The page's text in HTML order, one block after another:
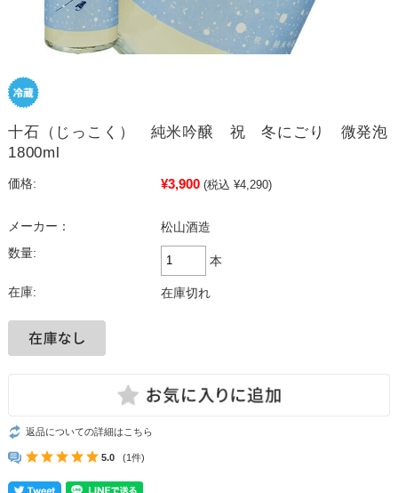
十石（じっこく） 純米吟醸 祝 冬にごり 微発泡
1800ml
価格: ¥3,900 (税込 ¥4,290)
メーカー：
松山酒造
数量:
本
在庫: 在庫切れ
返品についての詳細はこちら
5.0 (1件)